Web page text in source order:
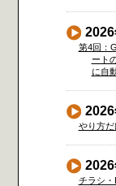
2026
第4回：
ート
に自
2026
やり方
2026
チラシ